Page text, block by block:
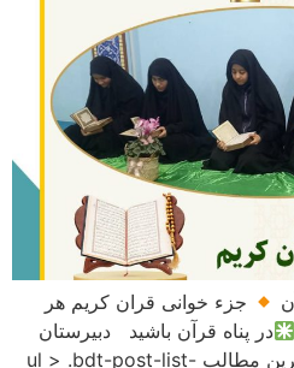
جزء خوانی قران کریم هر
در پناه قرآن باشید دبیرستان
دخترانه میرداماد دوره اول آخرین مطالب ul > .bdt-post-list-